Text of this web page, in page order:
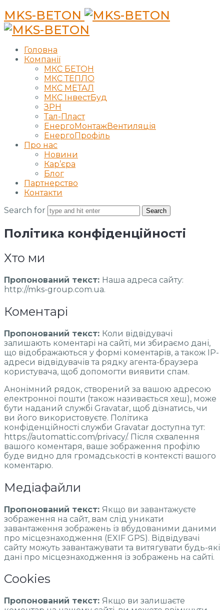
MKS-BETON
Головна
Компанії
МКС БЕТОН
МКС ТЕПЛО
МКС МЕТАЛ
МКС ІнвестБуд
ЗРН
Тал-Пласт
ЕнергоМонтажВентиляція
ЕнергоПрофіль
Про нас
Новини
Кар’єра
Блог
Партнерство
Контакти
Search for
Політика конфіденційності
Хто ми
Пропонований текст: Наша адреса сайту:
http://mks-group.com.ua.
Коментарі
Пропонований текст: Коли відвідувачі
залишають коментарі на сайті, ми збираємо дані,
що відображаються у формі коментарів, а також IP-
адреси відвідувачів та рядку агента-браузера
користувача, щоб допомогти виявити спам.
Анонімний рядок, створений за вашою адресою
електронної пошти (також називається хеш), може
бути наданий службі Gravatar, щоб дізнатись, чи
ви його використовуєте. Політика
конфіденційності служби Gravatar доступна тут:
https://automattic.com/privacy/. Після схвалення
вашого коментаря, ваше зображення профілю
буде видно для громадськості в контексті вашого
коментарю.
Медіафайли
Пропонований текст: Якщо ви завантажуєте
зображення на сайт, вам слід уникати
завантаження зображень із вбудованими даними
про місцезнаходження (EXIF GPS). Відвідувачі
сайту можуть завантажувати та витягувати будь-які
дані про місцезнаходження із зображень на сайті.
Cookies
Пропонований текст: Якщо ви залишаєте